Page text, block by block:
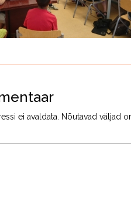
ei avaldata. Nõutavad väljad